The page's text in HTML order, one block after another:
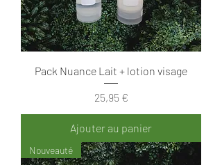
Pack Nuance Lait + lotion visage
Prix
25,95 €
Ajouter au panier
Nouveauté